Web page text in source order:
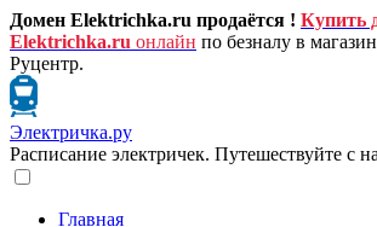
Домен Elektrichka.ru продаётся ! Купить
Elektrichka.ru онлайн по безналу в
Руцентр.
Электричка.ру
Расписание электричек. Путешествуйте с
Главная